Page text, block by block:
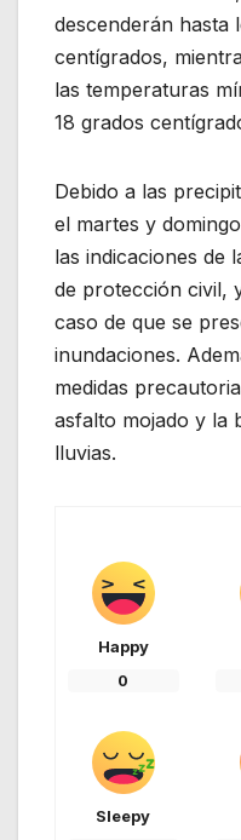
descenderán hasta
centígrados,
las temperaturas
18 grados
Debido a las
el martes y
las indicaciones de
de protección civil,
caso de que se
inundaciones.
medidas
asfalto mojado y la
lluvias.
Happy
0
Sleepy